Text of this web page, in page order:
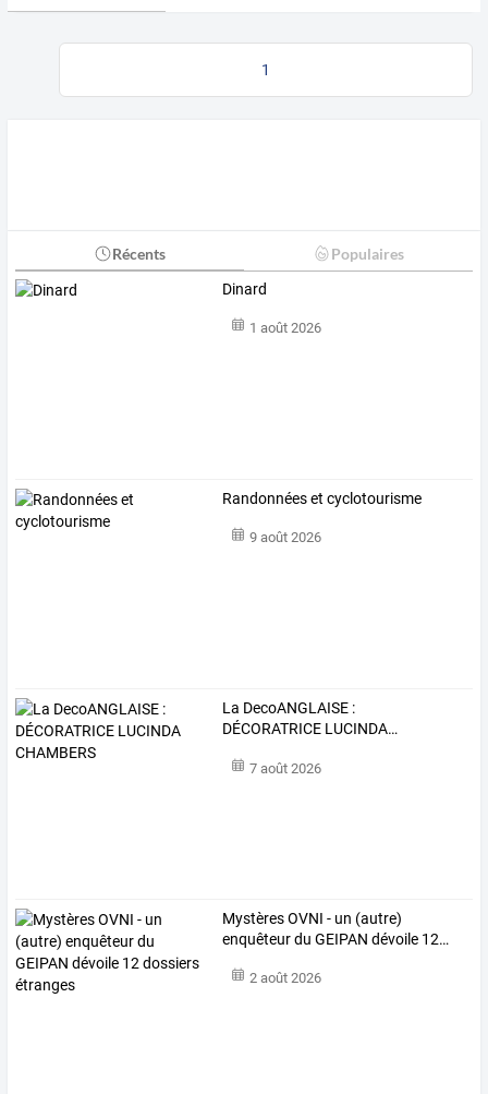
1
Récents Populaires
Dinard
1 août 2026
Randonnées et cyclotourisme
9 août 2026
La DecoANGLAISE :
DÉCORATRICE LUCINDA…
7 août 2026
MystèresOVNI - un (autre)
enquêteurdu GEIPAN dévoile 12…
2 août 2026